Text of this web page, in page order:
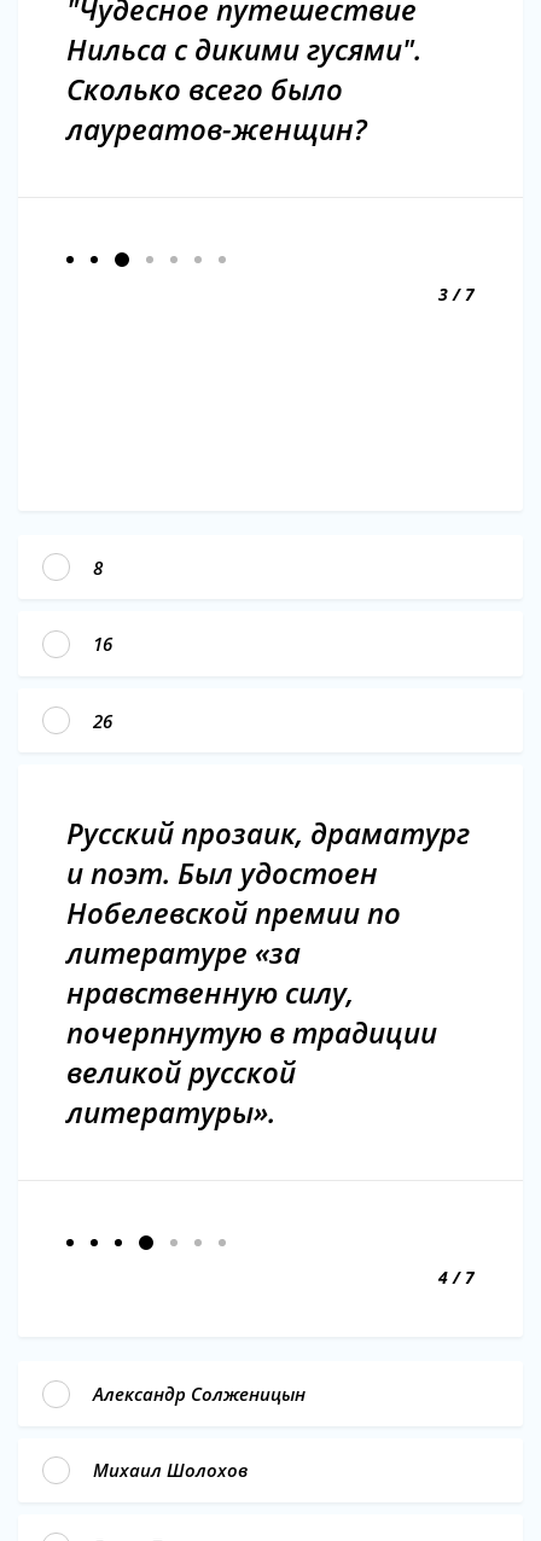
"Чудесное путешествие
Нильса с дикими гусями".
Сколько всего было
лауреатов-женщин?
3 / 7
8
16
26
Русский прозаик, драматург
и поэт. Был удостоен
Нобелевской премии по
литературе «за
нравственную силу,
почерпнутую в традиции
великой русской
литературы».
4 / 7
Александр Солженицын
Михаил Шолохов